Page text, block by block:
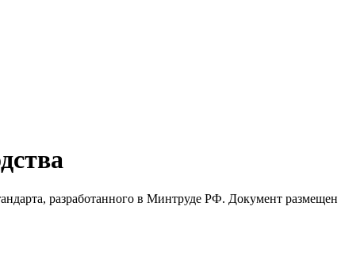
разработанного в Минтруде РФ. Документ размещен